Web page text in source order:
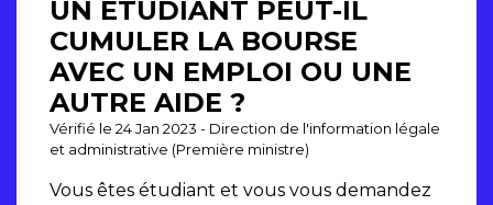
UN ÉTUDIANT PEUT-IL
CUMULER LA BOURSE
AVEC UN EMPLOI OU UNE
AUTRE AIDE ?
Vérifié le 24 Jan 2023 - Direction de l'information légale
et administrative (Première ministre)
Vous êtes étudiant et vous vous demandez